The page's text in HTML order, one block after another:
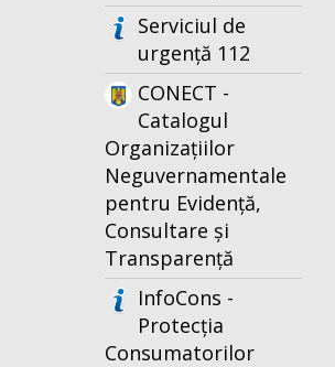
Serviciul de
urgență 112
CONECT -
Catalogul
Organizațiilor
Neguvernamentale
pentru Evidență,
Consultare și
Transparență
InfoCons -
Protecția
Consumatorilor